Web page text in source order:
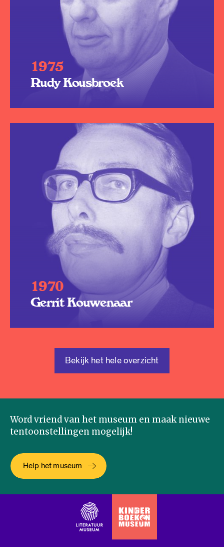
1975
Rudy Kousbroek
1970
Gerrit Kouwenaar
Bekijk het hele overzicht
Word vriend van het museum en maak nieuwe
tentoonstellingen mogelijk!
Help het museum